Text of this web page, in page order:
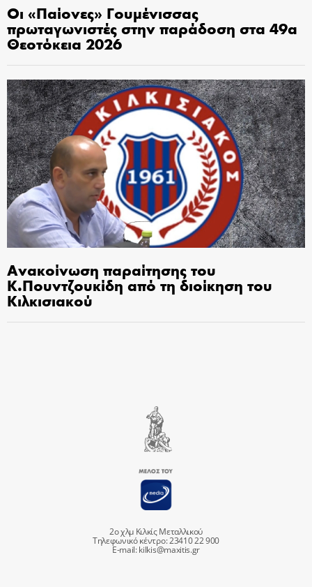
Οι «Παίονες» Γουμένισσας
πρωταγωνιστές στην παράδοση στα 49α
Θεοτόκεια 2026
Ανακοίνωση παραίτησης του
Κ.Πουντζουκίδη από τη διοίκηση του
Κιλκισιακού
2ο χλμ Κιλκίς Μεταλλικού
Τηλεφωνικό κέντρο: 23410 22 900
E-mail:kilkis@maxitis.gr